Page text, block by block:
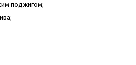
поджигом;